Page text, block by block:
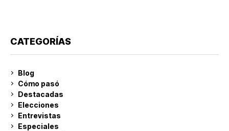
CATEGORÍAS
Blog
Cómo pasó
Destacadas
Elecciones
Entrevistas
Especiales